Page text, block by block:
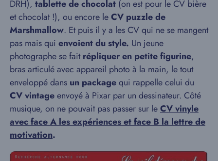
DRH), tablette de chocolat (on est pour le CV bière
et chocolat !), ou encore leCV puzzle de
Marshmallow. Et puis il y a les CV qui ne se mangent
pas mais qui envoient du style. Un jeune
photographe se faitrépliquer en petite figurine,
bras articulé avec appareil photo à la main, le tout
enveloppé dans un packagequi rappelle celui du
CV vintageenvoyé à Pixar par un dessinateur. Côté
musique, on ne pouvait pas passer sur leCV vinyle
avec face A les expériences et face B la lettre de
motivation.